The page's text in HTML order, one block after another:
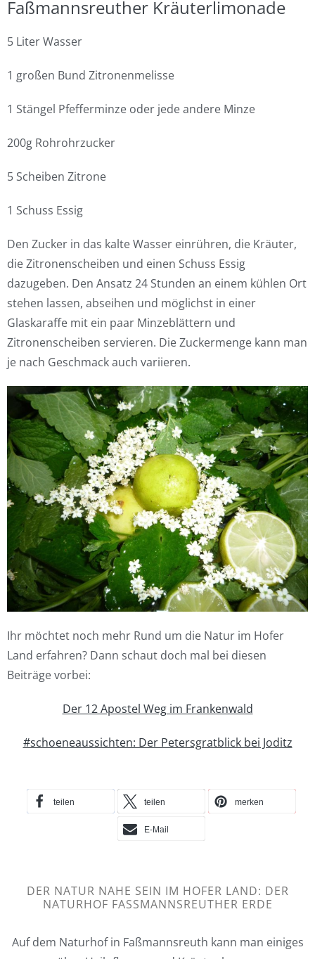
Faßmannsreuther Kräuterlimonade
5 Liter Wasser
1 großen Bund Zitronenmelisse
1 Stängel Pfefferminze oder jede andere Minze
200g Rohrohrzucker
5 Scheiben Zitrone
1 Schuss Essig
Den Zucker in das kalte Wasser einrühren, die Kräuter,
die Zitronenscheiben und einen Schuss Essig
dazugeben. Den Ansatz 24 Stunden an einem kühlen Ort
stehen lassen, abseihen und möglichst in einer
Glaskaraffe mit ein paar Minzeblättern und
Zitronenscheiben servieren. Die Zuckermenge kann man
je nach Geschmack auch variieren.
Ihr möchtet noch mehr Rund um die Natur im Hofer
Land erfahren? Dann schaut doch mal bei diesen
Beiträge vorbei:
Der 12 Apostel Weg im Frankenwald
#schoeneaussichten: Der Petersgratblick bei Joditz
teilen teilen merken
E-Mail
DER NATUR NAHE SEIN IM HOFER LAND: DER
NATURHOF FASSMANNSREUTHER ERDE
Auf dem Naturhof in Faßmannsreuth kann man einiges